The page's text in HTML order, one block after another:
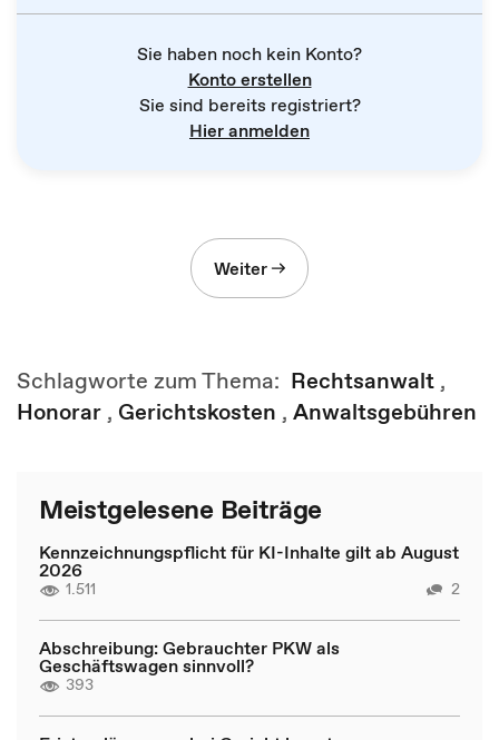
Sie haben noch kein Konto?
Konto erstellen
Sie sind bereits registriert?
Hier anmelden
Weiter
Schlagworte zum Thema: Rechtsanwalt ,
Honorar , Gerichtskosten , Anwaltsgebühren
Meistgelesene Beiträge
Kennzeichnungspflicht für KI-Inhalte gilt ab August
2026
1.511 2
Abschreibung: Gebrauchter PKW als
Geschäftswagen sinnvoll?
393